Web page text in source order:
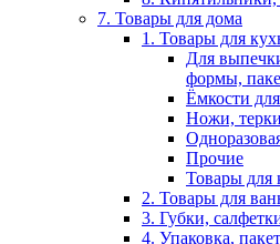
7. Товары для дома
1. Товары для
Для
формы,
Ёмкости
Ножи,
Прочие
Товары для
2. Товары для
3. Губки,
4. Упаковка,